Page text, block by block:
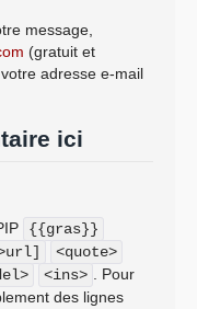
message,
(gratuit et
adresse e-mail
ici
{{gras}}
<quote>
<ins>
. Pour
des lignes